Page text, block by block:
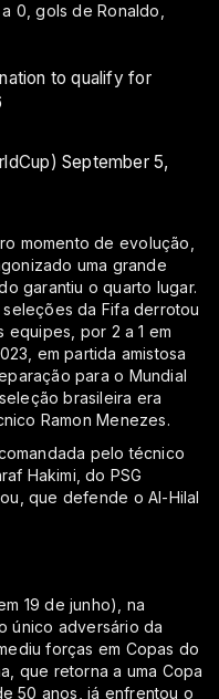
0, gols de Ronaldo,
to qualify for
September 5,
momento de evolução,
uma grande
garantiu o quarto lugar.
seleções da Fifa derrotou
equipes, por 2 a 1 em
em partida amistosa
para o Mundial
brasileira era
Ramon Menezes.
pelo técnico
Hakimi, do PSG
que defende o Al-Hilal
19 de junho), na
único adversário da
forças em Copas do
que retorna a uma Copa
50 anos, já enfrentou o